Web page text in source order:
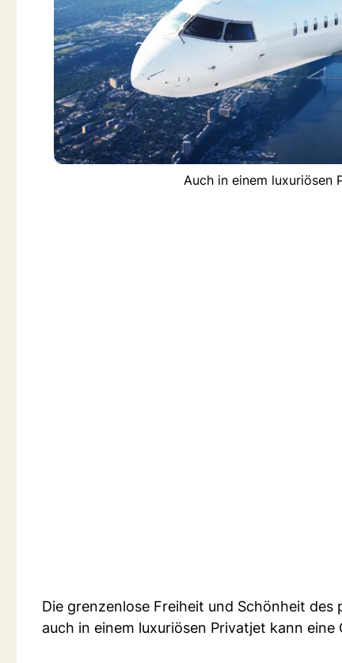
Auch in einem
Die grenzenlose Freiheit und Schönheit
auch in einem luxuriösen Privatjet kann